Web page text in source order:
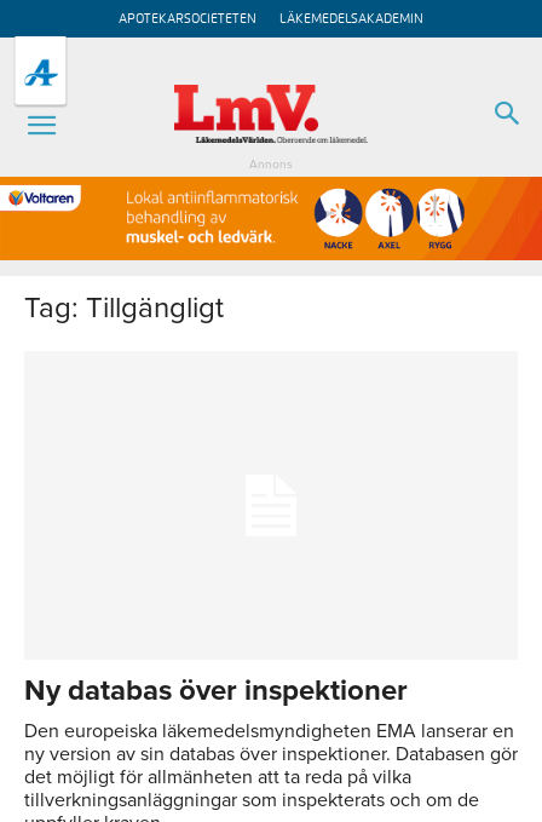
APOTEKARSOCIETETEN LÄKEMEDELSAKADEMIN
Annons
Tag: Tillgängligt
Ny databas över inspektioner
Den europeiska läkemedelsmyndigheten EMA lanserar en
ny version av sin databas över inspektioner. Databasen gör
det möjligt för allmänheten att ta reda på vilka
tillverkningsanläggningar som inspekterats och om de